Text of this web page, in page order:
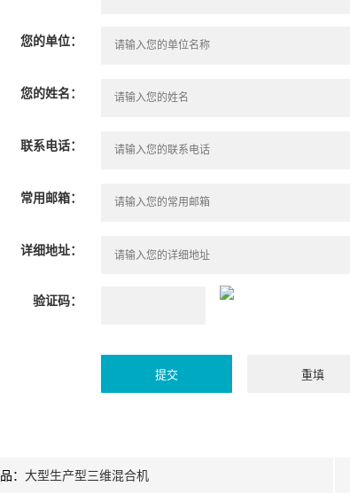
您的单位：
您的姓名：
联系电话：
常用邮箱：
详细地址：
验证码：
： 大型生产型三维混合机